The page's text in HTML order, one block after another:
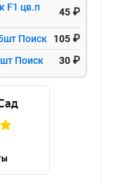
F1 цв.п
45 ₽
Поиск
105 ₽
Поиск
30 ₽